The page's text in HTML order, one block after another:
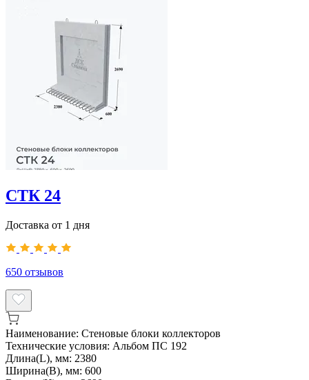
СТК 24
Доставка от 1 дня
650 отзывов
Наименование: Стеновые блоки коллекторов
Технические условия: Альбом ПС 192
Длина(L), мм: 2380
Ширина(B), мм: 600